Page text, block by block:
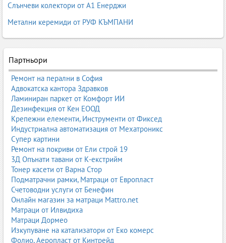
откриете информация за всички основни видове килими,
материали, техники на производство, стилове, размери,
поддръжка, почистване, избор, тенденции и традиции.
Съдържанието е подходящо както за крайни потребители, така
и за фирми, производители, магазини, фабрики и ателиета,
които се занимават с килими и килимарство.
1. Видове килими – пълна класификация
Килимите могат да бъдат класифицирани по множество
критерии – начин на изработка, материал, произход, стил,
предназначение, размери и др. Познаването на основните
видове килими помага при избора на подходящ модел за
дома, офиса, хотела или търговския обект.
1.1. Ръчно тъкани килими
Ръчно тъканите килими са най-ценните и най-качествените. Те
се изработват от майстори килимари, които използват
традиционни техники, предавани от поколение на поколение.
Всеки ръчно тъкан килим е уникален – с характер, история и
душа.
Основни видове ръчно тъкани килими:
Слънчеви колектори от А1 Енерджи
Метални керемиди от РУФ КЪМПАНИ
Партньори
Ремонт на перални в София
Адвокатска кантора Здравков
Ламиниран паркет от Комфорт ИИ
Дезинфекция от Кен ЕООД
Крепежни елементи, Инструменти от Фиксед
Индустриална автоматизация от Мехатроникс
Супер картини
Ремонт на покриви от Ели строй 19
3Д Опънати тавани от К-екстрийм
Тонер касети от Варна Стор
Подматрачни рамки, Матраци от Европласт
Счетоводни услуги от Бенефин
Онлайн магазин за матраци Mattro.net
Матраци от Илвидиха
Матраци Дормео
Изкупуване на катализатори от Еко комерс
Фолио, Аеропласт от Кинтрейд